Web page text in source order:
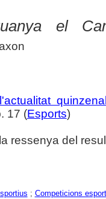
el
17 (Esports)
ressenya del
; Competicions